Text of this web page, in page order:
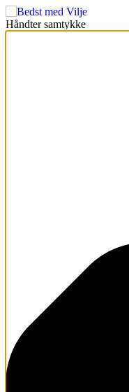
Håndter samtykke